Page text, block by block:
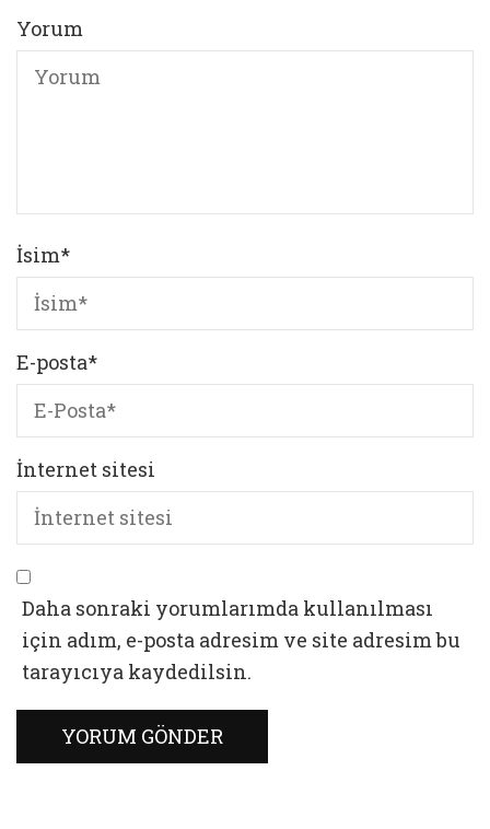
Yorum
İsim*
E-posta*
İnternet sitesi
Daha sonraki yorumlarımda kullanılması
için adım, e-posta adresim ve site adresim bu
tarayıcıya kaydedilsin.